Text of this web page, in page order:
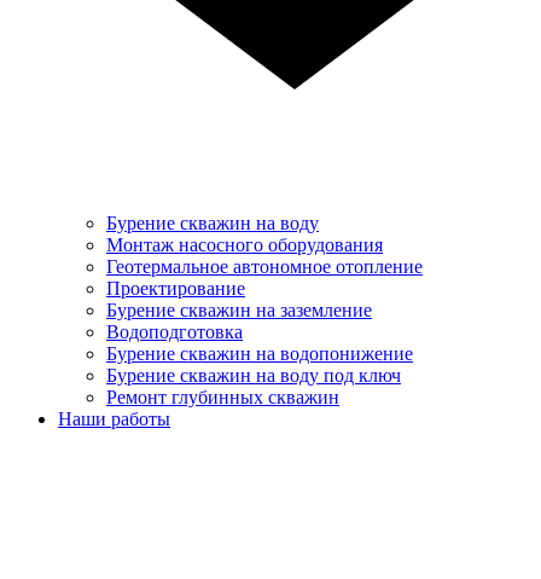
Бурение скважин на воду
Монтаж насосного оборудования
Геотермальное автономное отопление
Проектирование
Бурение скважин на заземление
Водоподготовка
Бурение скважин на водопонижение
Бурение скважин на воду под ключ
Ремонт глубинных скважин
Наши работы